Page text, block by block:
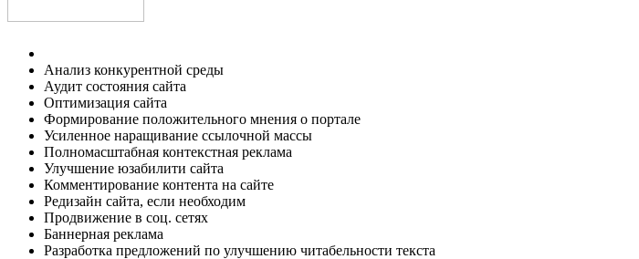
Анализ конкурентной среды
Аудит состояния сайта
Оптимизация сайта
Формирование положительного мнения о портале
Усиленное наращивание ссылочной массы
Полномасштабная контекстная реклама
Улучшение юзабилити сайта
Комментирование контента на сайте
Редизайн сайта, если необходим
Продвижение в соц. сетях
Баннерная реклама
Разработка предложений по улучшению читабельности текста